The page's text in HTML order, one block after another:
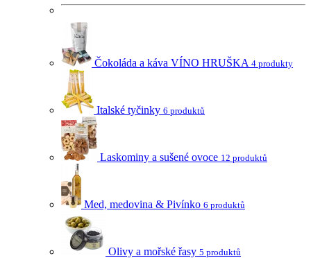
Čokoláda a káva VÍNO HRUŠKA 4 produkty
Italské tyčinky 6 produktů
Laskominy a sušené ovoce 12 produktů
Med, medovina & Pivínko 6 produktů
Olivy a mořské řasy 5 produktů